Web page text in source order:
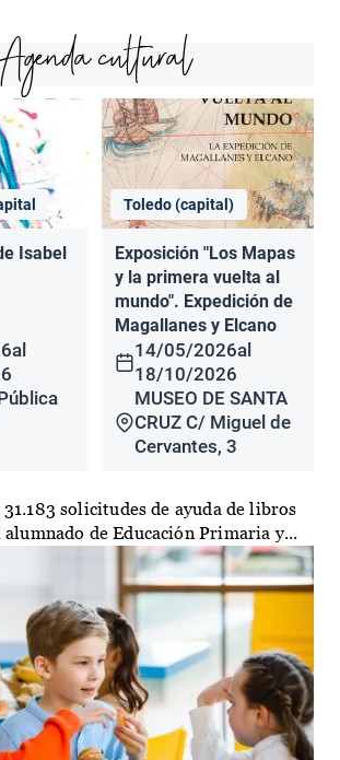
cultural
Isabel
al
Toledo (capital)
Exposición "Los Mapas
y la primera vuelta al
mundo". Expedición de
Magallanes y Elcano
14/05/2026al
18/10/2026
MUSEO DE SANTA
CRUZ C/ Miguel de
Cervantes, 3
solicitudes de ayuda de libros
de Educación Primaria y...